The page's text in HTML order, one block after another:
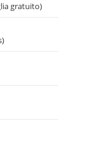
gratuito)